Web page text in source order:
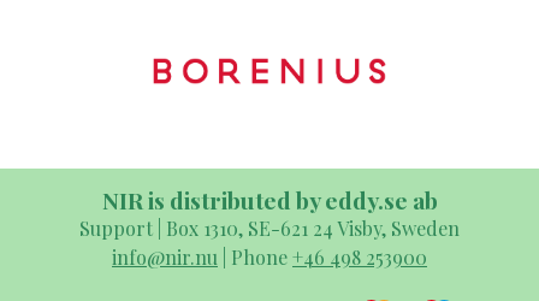
NIR is distributed by eddy.se ab
Support | Box 1310, SE-621 24 Visby, Sweden
info@nir.nu | Phone+46 498 253900